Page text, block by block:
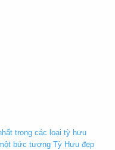
trong các loại tỳ hưu
bức tượng Tỳ Hưu đẹp